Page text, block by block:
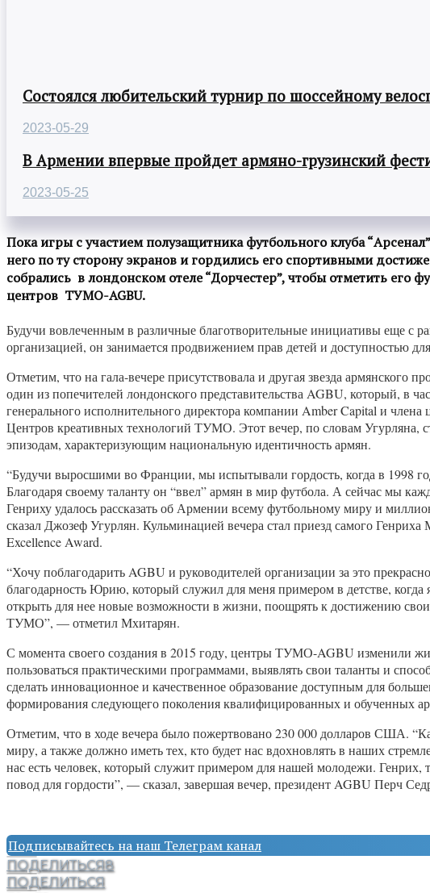
Состоялся любительский турнир по шоссейному
2023-05-29
В Армении впервые пройдет армяно-грузинский
2023-05-25
Пока игры с участием полузащитника футбольного клуба
него по ту сторону экранов и гордились его спортивными
собрались в лондонском отеле “Дорчестер”, чтобы отметить его
центров ТУМО-AGBU.
Будучи вовлеченным в различные благотворительные инициативы еще
организацией, он занимается продвижением прав детей и доступностью
Отметим, что на гала-вечере присутствовала и другая звезда
один из попечителей лондонского представительства AGBU, который, в
генерального исполнительного директора компании Amber Capital и
Центров креативных технологий ТУМО. Этот вечер, по словам Угурляна,
эпизодам, характеризующим национальную идентичность армян.
“Будучи выросшими во Франции, мы испытывали гордость, когда в
Благодаря своему таланту он “ввел” армян в мир футбола. А сейчас мы
Генриху удалось рассказать об Армении всему футбольному миру и
сказал Джозеф Угурлян. Кульминацией вечера стал приезд самого
Excellence Award.
“Хочу поблагодарить AGBU и руководителей организации за это
благодарность Юрию, который служил для меня примером в детстве,
открыть для нее новые возможности в жизни, поощрять к достижению
ТУМО”, — отметил Мхитарян.
С момента своего создания в 2015 году, центры ТУМО-AGBU изменили
пользоваться практическими программами, выявлять свои таланты и
сделать инновационное и качественное образование доступным для
формирования следующего поколения квалифицированных и обученных
Отметим, что в ходе вечера было пожертвовано 230 000 долларов США.
миру, а также должно иметь тех, кто будет нас вдохновлять в наших
нас есть человек, который служит примером для нашей молодежи.
повод для гордости”, — сказал, завершая вечер, президент AGBU Перч
Подписывайтесь на наш Телеграм канал
ПОДЕЛИТЬСЯ8
ПОДЕЛИТЬСЯ